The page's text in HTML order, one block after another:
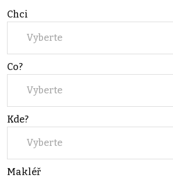
Chci
Vyberte
Co?
Vyberte
Kde?
Vyberte
Makléř